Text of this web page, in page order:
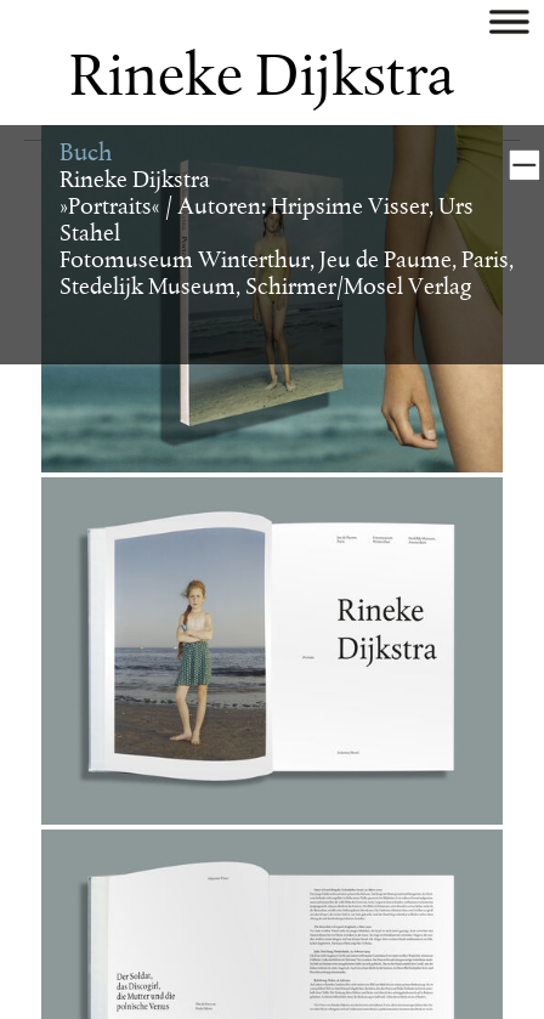
künstler
museum/galerie
verlag
buch
digital
identity
plakat
projekt
wir
kontakt
Rineke Dijkstra
Buch
Rineke Dijkstra
»Portraits« / Autoren: Hripsime Visser, Urs
Stahel
Fotomuseum Winterthur, Jeu de Paume, Paris,
Stedelijk Museum, Schirmer/Mosel Verlag